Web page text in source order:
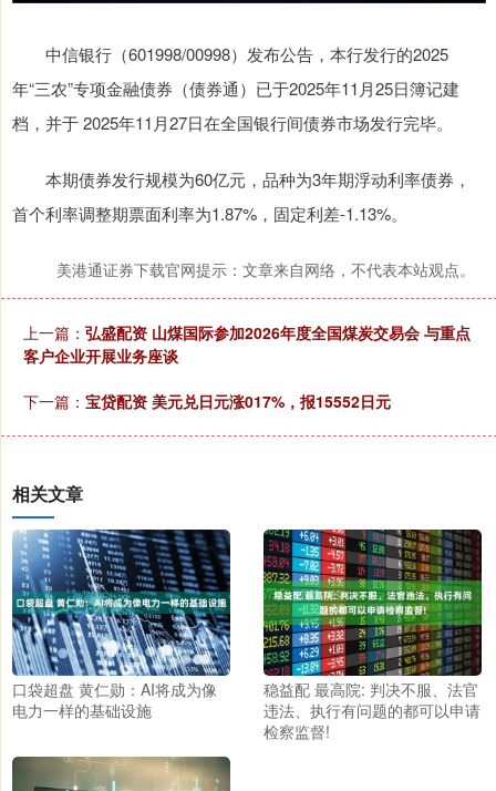
中信银行（601998/00998）发布公告，本行发行的2025
年“三农”专项金融债券（债券通）已于2025年11月25日簿记建
档，并于 2025年11月27日在全国银行间债券市场发行完毕。
本期债券发行规模为60亿元，品种为3年期浮动利率债券，
首个利率调整期票面利率为1.87%，固定利差-1.13%。
美港通证券下载官网提示：文章来自网络，不代表本站观点。
上一篇： 弘盛配资 山煤国际参加2026年度全国煤炭交易会 与重点
客户企业开展业务座谈
下一篇： 宝贷配资 美元兑日元涨017%，报15552日元
相关文章
口袋超盘 黄仁勋：AI将成为像
电力一样的基础设施
稳益配 最高院: 判决不服、法官
违法、执行有问题的都可以申请
检察监督!